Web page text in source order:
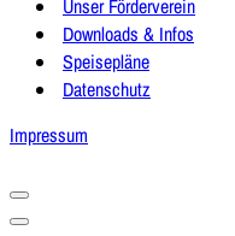
Unser Förderverein
Downloads & Infos
Speisepläne
Datenschutz
Impressum
Navigationsmenü
Navigationsmenü